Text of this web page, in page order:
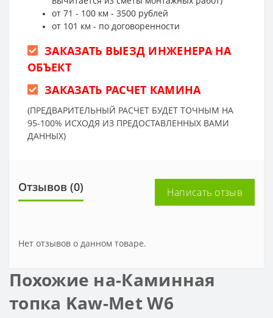
от 71 - 100 км - 3500 рублей
от 101 км - по договоренности
ЗАКАЗАТЬ ВЫЕЗД ИНЖЕНЕРА НА
ОБЪЕКТ
ЗАКАЗАТЬ РАСЧЕТ КАМИНА
(ПРЕДВАРИТЕЛЬНЫЙ РАСЧЕТ БУДЕТ ТОЧНЫМ НА
95-100% ИСХОДЯ ИЗ ПРЕДОСТАВЛЕННЫХ ВАМИ
ДАННЫХ)
Отзывов (0) Написать отзыв
Нет отзывов о данном товаре.
Похожие на-Каминная
топка Kaw-Met W6